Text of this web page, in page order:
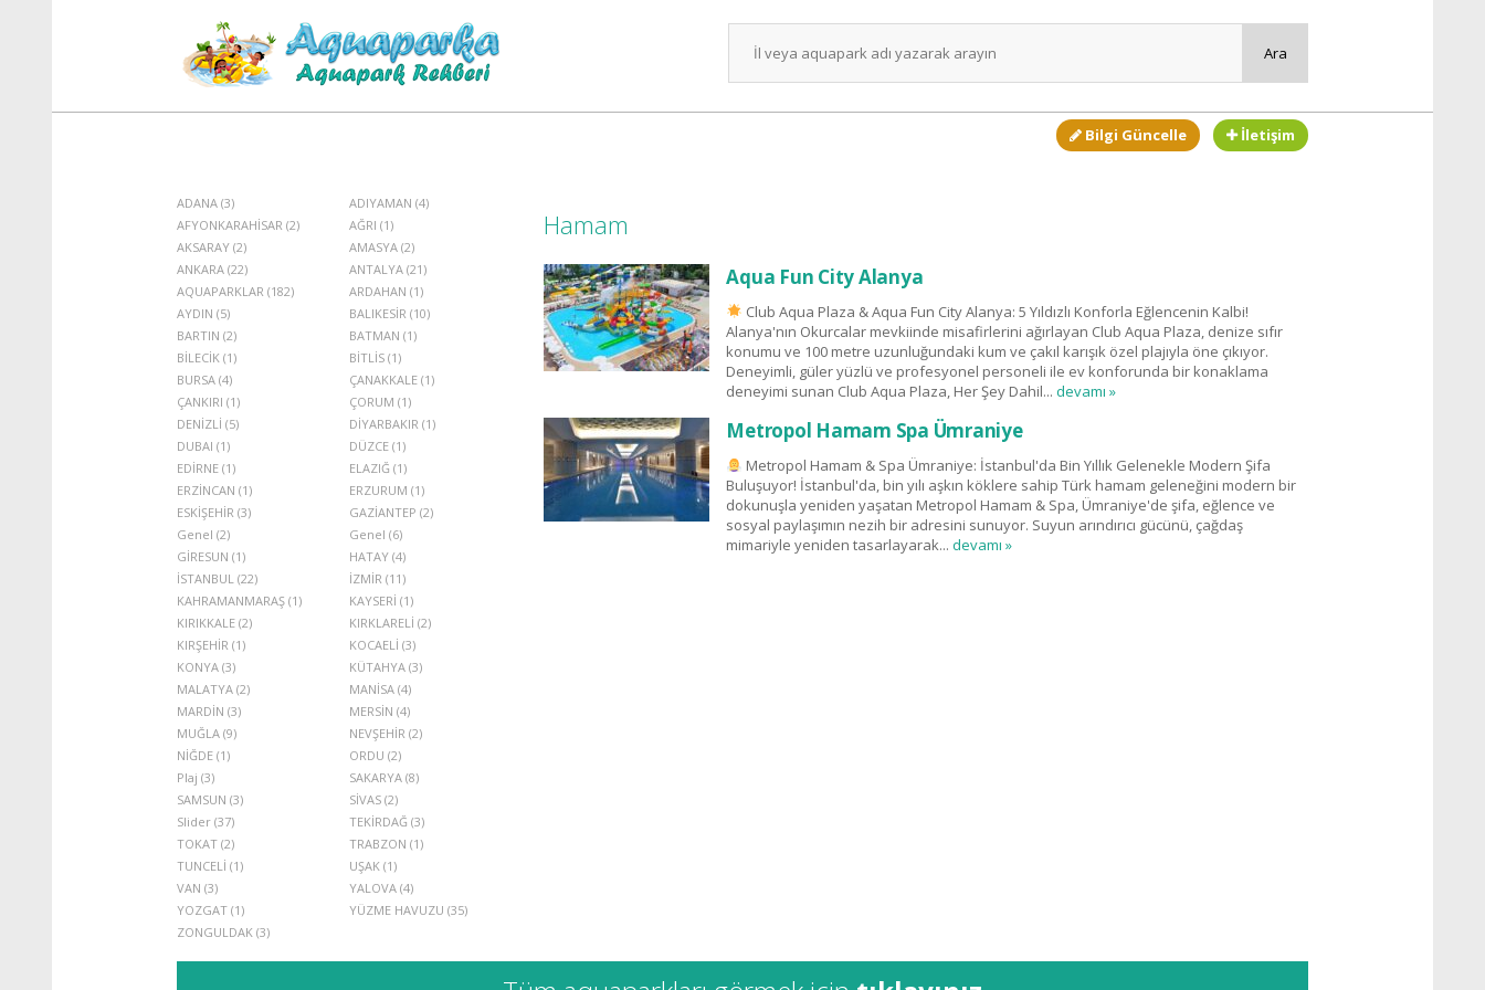
Bilgi Güncelle İletişim
ADANA (3)
ADIYAMAN (4)
AFYONKARAHİSAR (2)
AĞRI (1)
AKSARAY (2)
AMASYA (2)
ANKARA (22)
ANTALYA (21)
AQUAPARKLAR (182)
ARDAHAN (1)
AYDIN (5)
BALIKESİR (10)
BARTIN (2)
BATMAN (1)
BİLECİK (1)
BİTLİS (1)
BURSA (4)
ÇANAKKALE (1)
ÇANKIRI (1)
ÇORUM (1)
DENİZLİ (5)
DİYARBAKIR (1)
DUBAI (1)
DÜZCE (1)
EDİRNE (1)
ELAZIĞ (1)
ERZİNCAN (1)
ERZURUM (1)
ESKİŞEHİR (3)
GAZİANTEP (2)
Genel (2)
Genel (6)
GİRESUN (1)
HATAY (4)
İSTANBUL (22)
İZMİR (11)
KAHRAMANMARAŞ (1)
KAYSERİ (1)
KIRIKKALE (2)
KIRKLARELİ (2)
KIRŞEHİR (1)
KOCAELİ (3)
KONYA (3)
KÜTAHYA (3)
MALATYA (2)
MANİSA (4)
MARDİN (3)
MERSİN (4)
MUĞLA (9)
NEVŞEHİR (2)
NİĞDE (1)
ORDU (2)
Plaj (3)
SAKARYA (8)
SAMSUN (3)
SİVAS (2)
Slider (37)
TEKİRDAĞ (3)
TOKAT (2)
TRABZON (1)
TUNCELİ (1)
UŞAK (1)
VAN (3)
YALOVA (4)
YOZGAT (1)
YÜZME HAVUZU (35)
ZONGULDAK (3)
Hamam
Aqua Fun City Alanya
Club Aqua Plaza & Aqua Fun City Alanya: 5 Yıldızlı Konforla Eğlencenin Kalbi!
Alanya'nın Okurcalar mevkiinde misafirlerini ağırlayan Club Aqua Plaza, denize sıfır
konumu ve 100 metre uzunluğundaki kum ve çakıl karışık özel plajıyla öne çıkıyor.
Deneyimli, güler yüzlü ve profesyonel personeli ile ev konforunda bir konaklama
deneyimi sunan Club Aqua Plaza, Her Şey Dahil...devamı »
Metropol Hamam Spa Ümraniye
Metropol Hamam & Spa Ümraniye: İstanbul'da Bin Yıllık Gelenekle Modern Şifa
Buluşuyor! İstanbul'da, bin yılı aşkın köklere sahip Türk hamam geleneğini modern bir
dokunuşla yeniden yaşatan Metropol Hamam & Spa, Ümraniye'de şifa, eğlence ve
sosyal paylaşımın nezih bir adresini sunuyor. Suyun arındırıcı gücünü, çağdaş
mimariyle yeniden tasarlayarak...devamı »